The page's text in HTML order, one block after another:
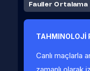
Fauller Ortalama
TAHMINOLOJİ
Canlı maçlarla